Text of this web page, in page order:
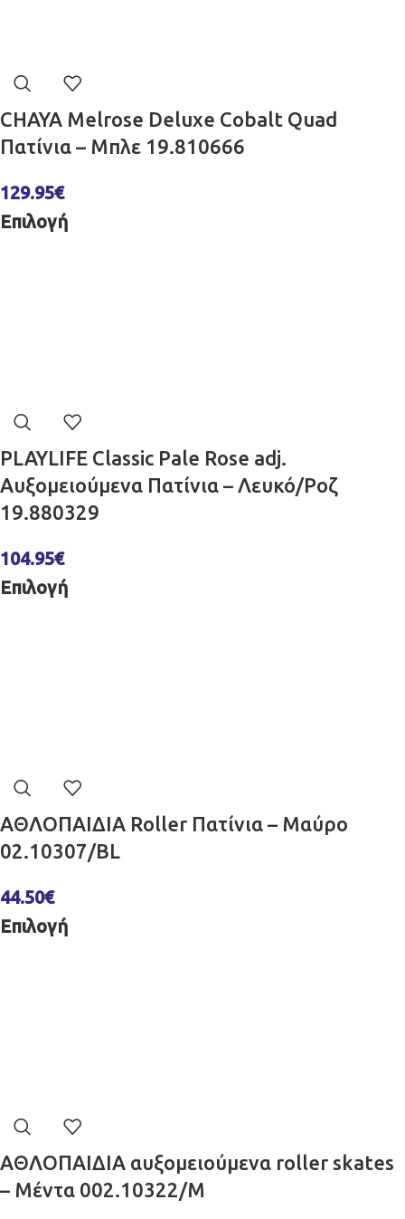
CHAYA Melrose Deluxe Cobalt Quad
Πατίνια – Μπλε 19.810666
129.95€
Επιλογή
PLAYLIFE Classic Pale Rose adj.
Αυξομειούμενα Πατίνια – Λευκό/Ροζ
19.880329
104.95€
Επιλογή
ΑΘΛΟΠΑΙΔΙΑ Roller Πατίνια – Μαύρο
02.10307/BL
44.50€
Επιλογή
ΑΘΛΟΠΑΙΔΙΑ αυξομειούμενα roller skates
– Μέντα 002.10322/M